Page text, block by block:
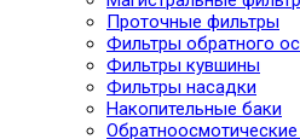
Проточные фильтры
Фильтры обратного
Фильтры кувшины
Фильтры насадки
Накопительные баки